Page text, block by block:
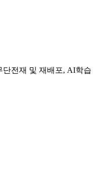
전재 및 재배포, AI학습